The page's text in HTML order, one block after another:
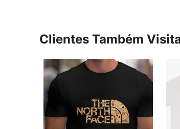
Clientes Também